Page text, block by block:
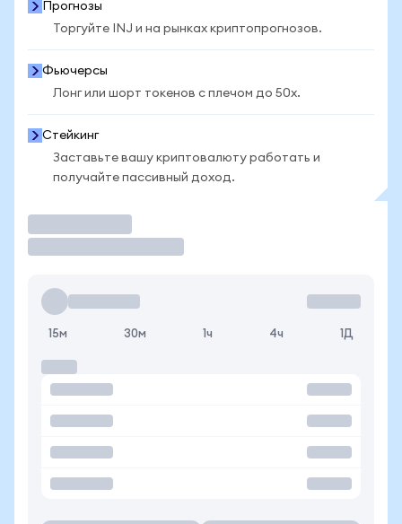
Прогнозы
Торгуйте INJ и на рынках криптопрогнозов.
Фьючерсы
Лонг или шорт токенов с плечом до 50x.
Стейкинг
Заставьте вашу криптовалюту работать и
получайте пассивный доход.
15м 30м 1ч 4ч 1Д